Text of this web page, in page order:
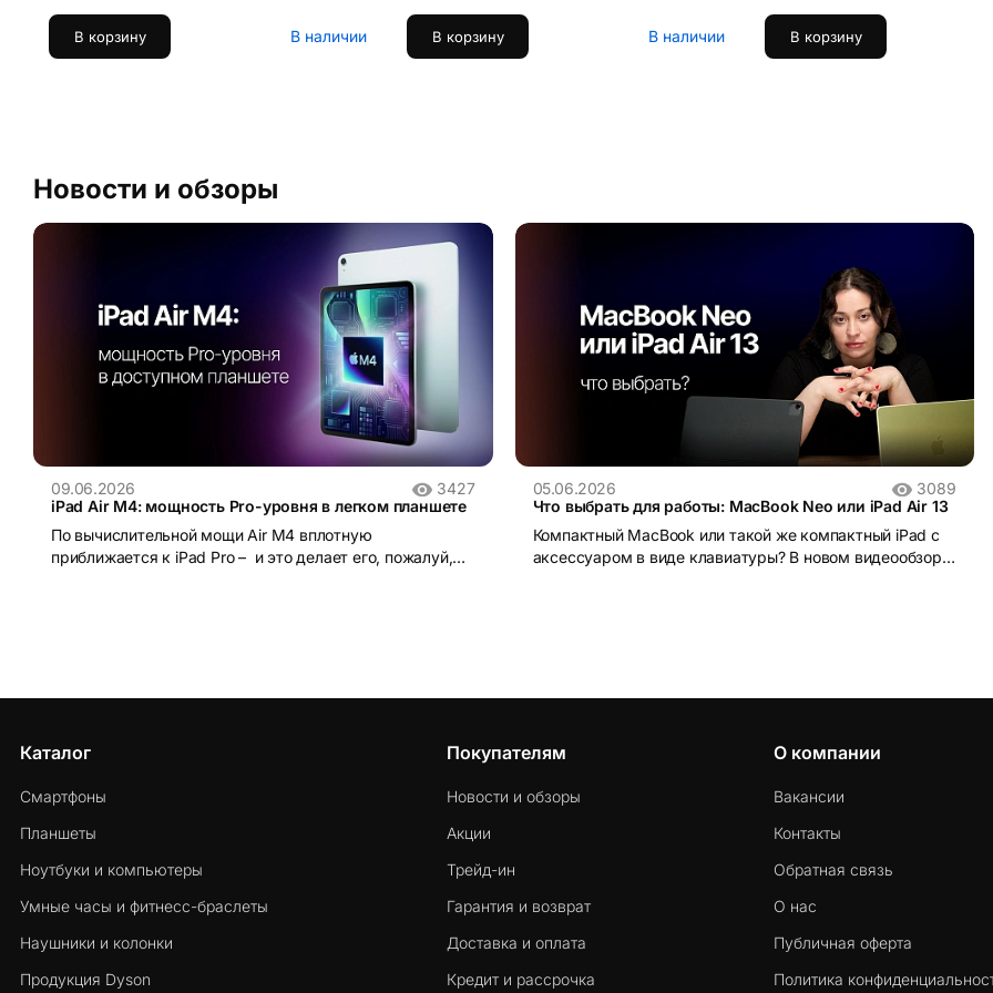
В корзину В наличии В корзину В наличии В корзину
Новости и обзоры
09.06.2026
3427
iPad Air M4: мощность Pro-уровня в легком планшете
По вычислительной мощи Air M4 вплотную
приближается к iPad Pro – и это делает его, пожалуй,
05.06.2026
3089
Что выбрать для работы: MacBook Neo или iPad Air 13
Компактный MacBook или такой же компактный iPad с
аксессуаром в виде клавиатуры? В новом видеообзоре
Каталог
Смартфоны
Планшеты
Ноутбуки и компьютеры
Умные часы и фитнесс-браслеты
Наушники и колонки
Продукция Dyson
Покупателям
Новости и обзоры
Акции
Трейд-ин
Гарантия и возврат
Доставка и оплата
Кредит и рассрочка
О компании
Вакансии
Контакты
Обратная связь
О нас
Публичная оферта
Политика